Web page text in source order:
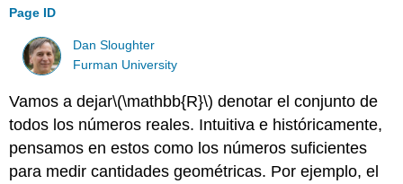
Page ID
Dan Sloughter
Furman University
Vamos a dejar\(\mathbb{R}\) denotar el conjunto de
todos los números reales. Intuitiva e históricamente,
pensamos en estos como los números suficientes
para medir cantidades geométricas. Por ejemplo, el